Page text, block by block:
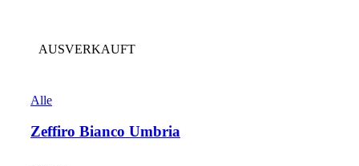
AUSVERKAUFT
Alle
Zeffiro Bianco Umbria